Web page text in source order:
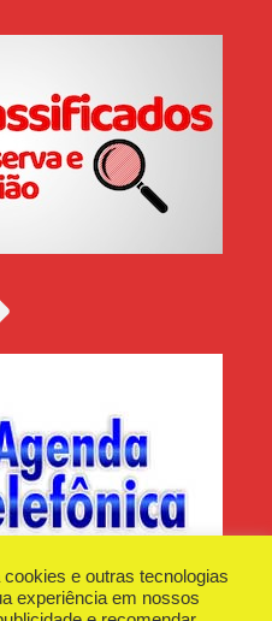
e outras tecnologias
experiência em nossos